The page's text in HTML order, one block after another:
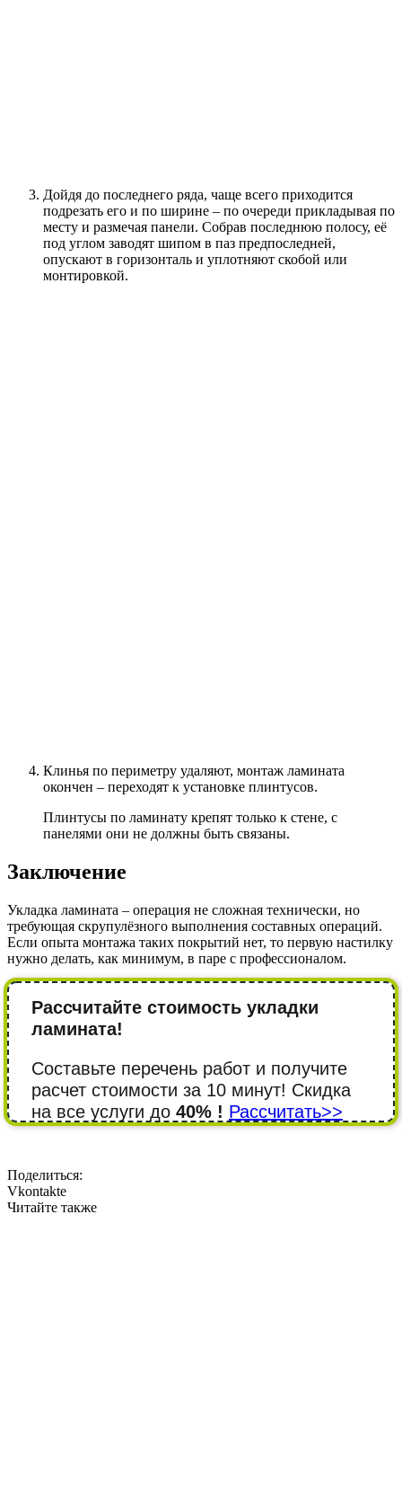
Дойдя до последнего ряда, чаще всего приходится
подрезать его и по ширине – по очереди прикладывая по
месту и размечая панели. Собрав последнюю полосу, её
под углом заводят шипом в паз предпоследней,
опускают в горизонталь и уплотняют скобой или
монтировкой.
Клинья по периметру удаляют, монтаж ламината
окончен – переходят к установке плинтусов.
Плинтусы по ламинату крепят только к стене, с
панелями они не должны быть связаны.
Заключение
Укладка ламината – операция не сложная технически, но
требующая скрупулёзного выполнения составных операций.
Если опыта монтажа таких покрытий нет, то первую настилку
нужно делать, как минимум, в паре с профессионалом.
Рассчитайте стоимость укладки
ламината!
Составьте перечень работ и получите
расчет стоимости за 10 минут! Cкидка
на все услуги до 40% ! Рассчитать>>
Поделиться:
Vkontakte
Читайте также